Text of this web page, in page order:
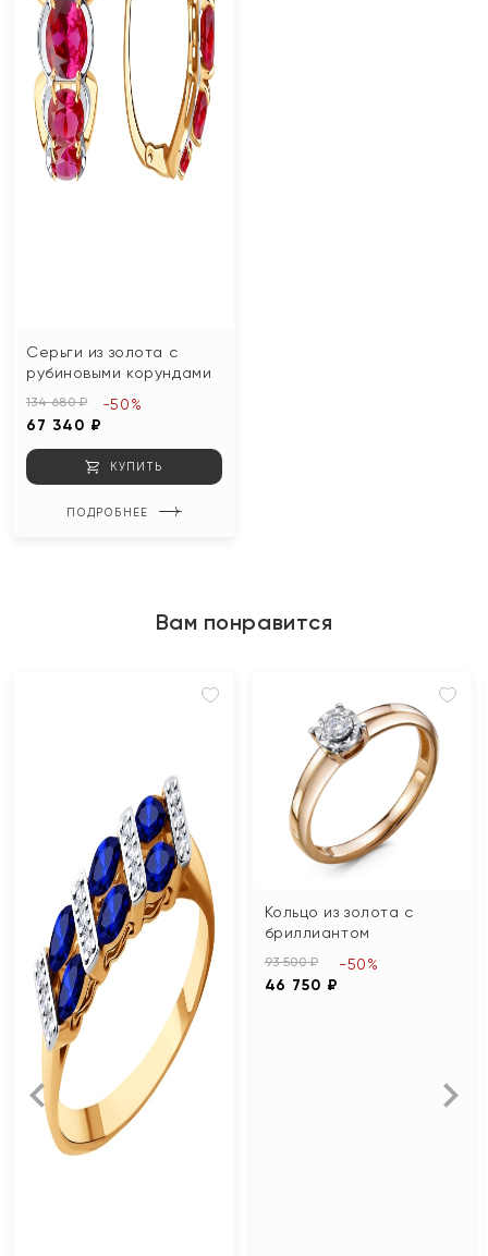
Серьги из золота с
рубиновыми корундами
134 680 ₽
67 340 ₽
-50%
КУПИТЬ
ПОДРОБНЕЕ
Вам понравится
Кольцо из золота с
бриллиантом
93 500 ₽
46 750 ₽
-50%